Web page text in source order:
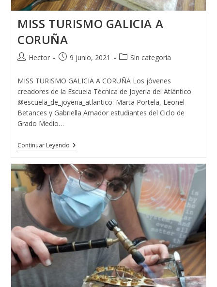
MISS TURISMO GALICIA A
CORUÑA
Autor
la
entrada:
Hector
Publicación
la
entrada:
9 junio, 2021
Categoría
la
entrada:
Sin categoría
MISS TURISMO GALICIA A CORUÑA Los jóvenes
creadores de la Escuela Técnica de Joyería del Atlántico
@escuela_de_joyeria_atlantico: Marta Portela, Leonel
Betances y Gabriella Amador estudiantes del Ciclo de
Grado Medio…
Continuar LeyendoMISS
TURISMO
A
CORUÑA